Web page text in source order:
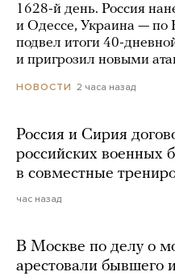
1628-й день. Россия
и Одессе, Украина — по
подвел итоги 40-
и пригрозил новыми
НОВОСТИ 2 часа назад
Россия и Сирия
российских военных
в совместные
час назад
В Москве по делу о
арестовали бывшего